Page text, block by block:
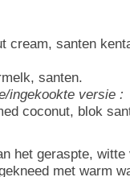
cream, santen
santen.
ingekookte versie :
coconut, blok
het geraspte,
met warm